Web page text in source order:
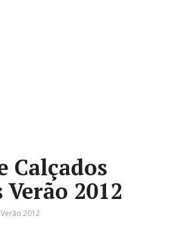
Calçados
2012
Verão 2012